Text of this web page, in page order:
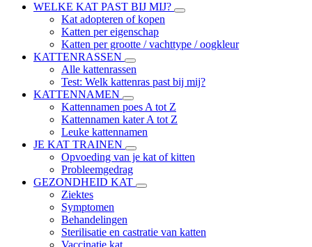
WELKE KAT PAST BIJ MIJ?
Kat adopteren of kopen
Katten per eigenschap
Katten per grootte / vachttype / oogkleur
KATTENRASSEN
Alle kattenrassen
Test: Welk kattenras past bij mij?
KATTENNAMEN
Kattennamen poes A tot Z
Kattennamen kater A tot Z
Leuke kattennamen
JE KAT TRAINEN
Opvoeding van je kat of kitten
Probleemgedrag
GEZONDHEID KAT
Ziektes
Symptomen
Behandelingen
Sterilisatie en castratie van katten
Vaccinatie kat